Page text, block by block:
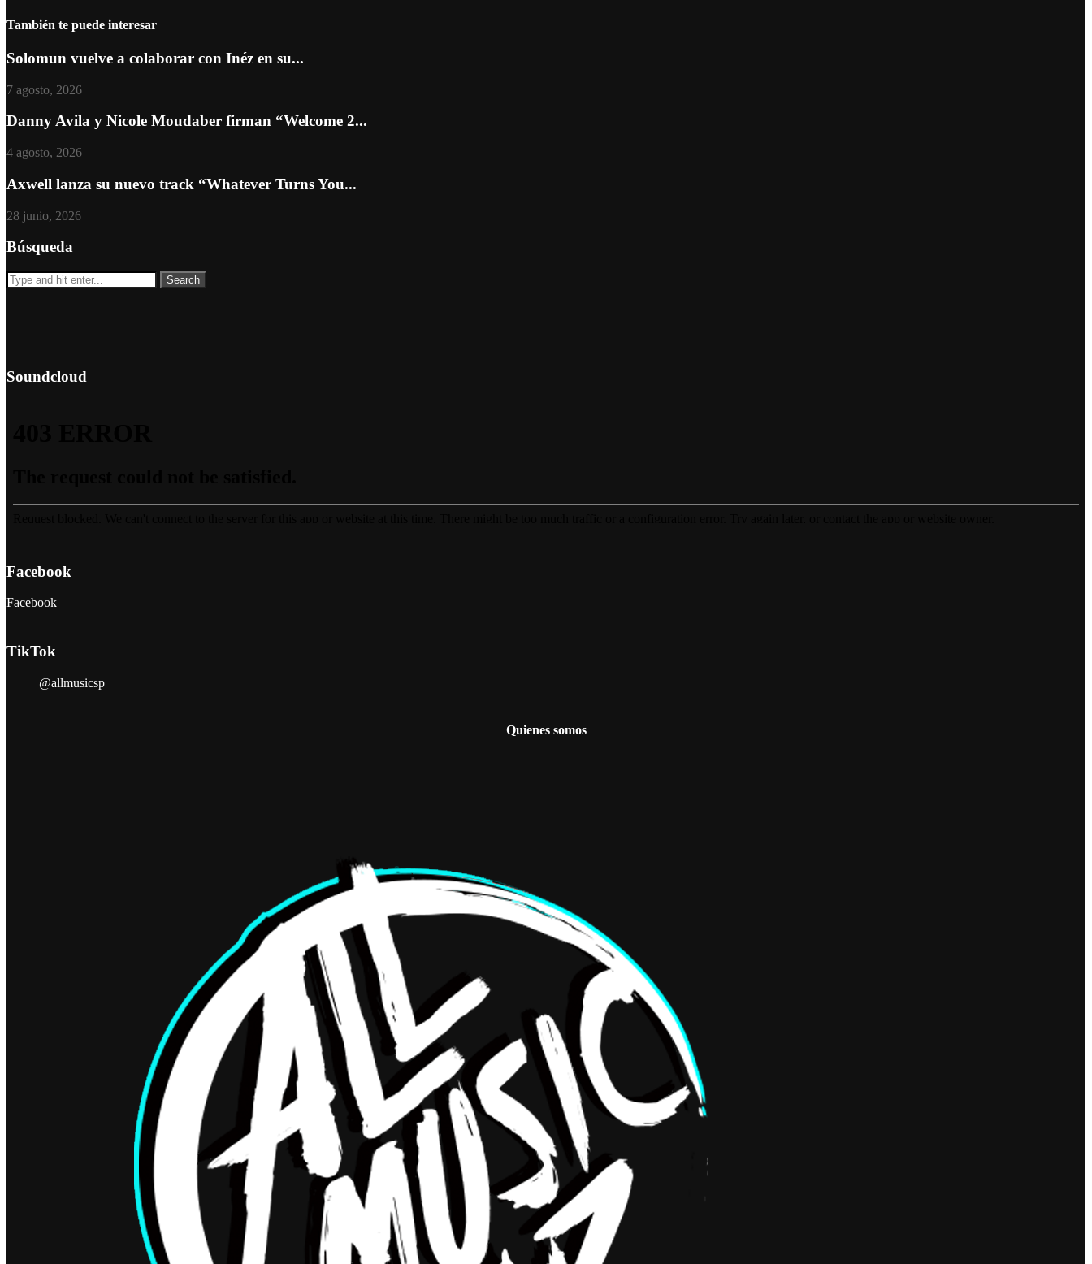
También te puede interesar
Solomun vuelve a colaborar con Inéz en su...
7 agosto, 2026
Danny Avila y Nicole Moudaber firman “Welcome 2...
4 agosto, 2026
Axwell lanza su nuevo track “Whatever Turns You...
28 junio, 2026
Búsqueda
Soundcloud
Facebook
Facebook
TikTok
@allmusicsp
Quienes somos